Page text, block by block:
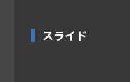
スライド